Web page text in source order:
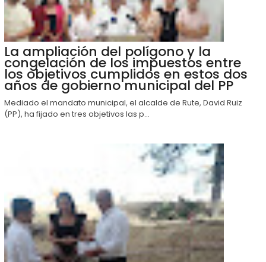
La ampliación del polígono y la
congelación de los impuestos entre
los objetivos cumplidos en estos dos
años de gobierno municipal del PP
Mediado el mandato municipal, el alcalde de Rute, David Ruiz
(PP), ha fijado en tres objetivos las p...